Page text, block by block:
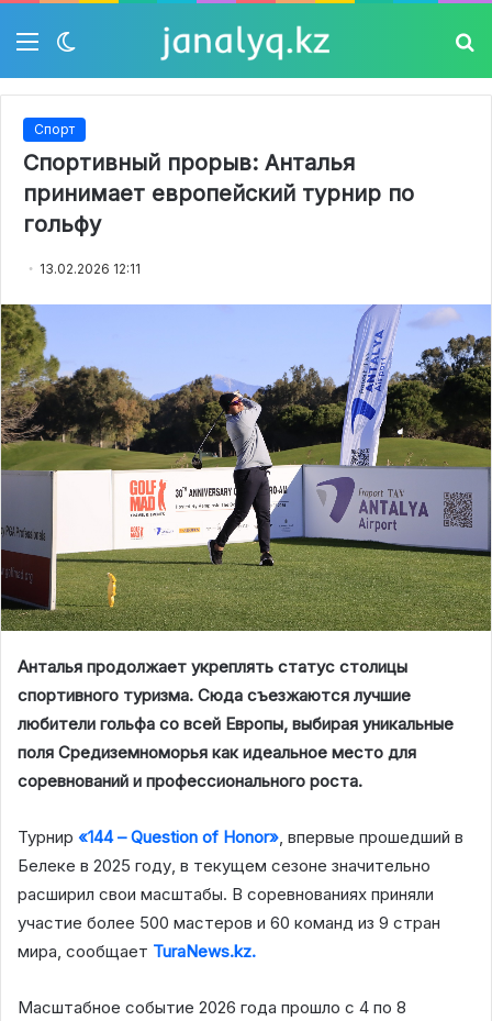
Мәзір
skin
Спорт
Спортивный прорыв: Анталья
принимает европейский турнир по
гольфу
13.02.2026 12:11
Анталья продолжает укреплять статус столицы
спортивного туризма. Сюда съезжаются лучшие
любители гольфа со всей Европы, выбирая уникальные
поля Средиземноморья как идеальное место для
соревнований и профессионального роста.
Турнир «144 – Question of Honor», впервые прошедший в
Белеке в 2025 году, в текущем сезоне значительно
расширил свои масштабы. В соревнованиях приняли
участие более 500 мастеров и 60 команд из 9 стран
мира, сообщает TuraNews.kz.
Масштабное событие 2026 года прошло с 4 по 8